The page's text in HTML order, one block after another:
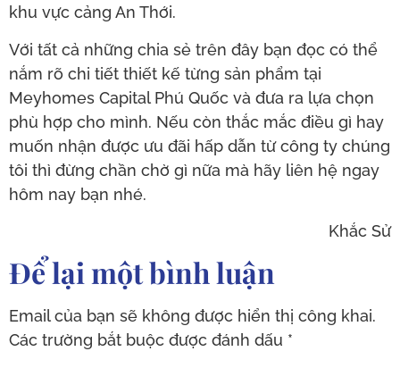
khu vực cảng An Thới.
Với tất cả những chia sẻ trên đây bạn đọc có thể
nắm rõ chi tiết thiết kế từng sản phẩm tại
Meyhomes Capital Phú Quốc và đưa ra lựa chọn
phù hợp cho mình. Nếu còn thắc mắc điều gì hay
muốn nhận được ưu đãi hấp dẫn từ công ty chúng
tôi thì đừng chần chờ gì nữa mà hãy liên hệ ngay
hôm nay bạn nhé.
Khắc Sử
Để lại một bình luận
Email của bạn sẽ không được hiển thị công khai.
Các trường bắt buộc được đánh dấu *